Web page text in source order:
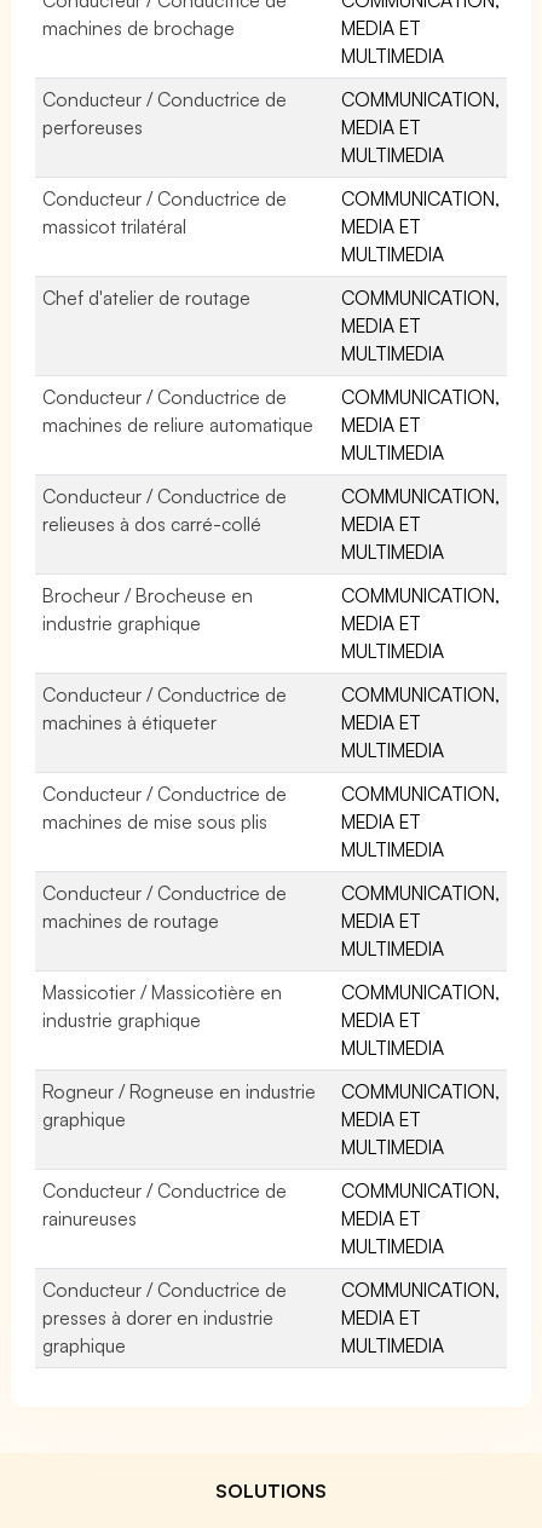
machines de brochage
MEDIA ET
MULTIMEDIA
Conducteur / Conductrice de
perforeuses
COMMUNICATION,
MEDIA ET
MULTIMEDIA
Conducteur / Conductrice de
massicot trilatéral
COMMUNICATION,
MEDIA ET
MULTIMEDIA
Chef d'atelier de routage
COMMUNICATION,
MEDIA ET
MULTIMEDIA
Conducteur / Conductrice de
machines de reliure automatique
COMMUNICATION,
MEDIA ET
MULTIMEDIA
Conducteur / Conductrice de
relieuses à dos carré-collé
COMMUNICATION,
MEDIA ET
MULTIMEDIA
Brocheur / Brocheuse en
industrie graphique
COMMUNICATION,
MEDIA ET
MULTIMEDIA
Conducteur / Conductrice de
machines à étiqueter
COMMUNICATION,
MEDIA ET
MULTIMEDIA
Conducteur / Conductrice de
machines de mise sous plis
COMMUNICATION,
MEDIA ET
MULTIMEDIA
Conducteur / Conductrice de
machines de routage
COMMUNICATION,
MEDIA ET
MULTIMEDIA
Massicotier / Massicotière en
industrie graphique
COMMUNICATION,
MEDIA ET
MULTIMEDIA
Rogneur / Rogneuse en industrie
graphique
COMMUNICATION,
MEDIA ET
MULTIMEDIA
Conducteur / Conductrice de
rainureuses
COMMUNICATION,
MEDIA ET
MULTIMEDIA
Conducteur / Conductrice de
presses à dorer en industrie
graphique
COMMUNICATION,
MEDIA ET
MULTIMEDIA
SOLUTIONS